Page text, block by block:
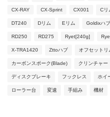
CX-RAY CX-Sprint CX001 Cリ
DT240 Dリム Eリム Goldixハブ
RD250 RD275 Ryet[240g]
X-TRA1420 Zttoハブ オフセットリ
カーボンスポーク(Blade) クリンチャー
ディスクブレーキ フックレス ホイ
ローラー台 変速 手組み 機材